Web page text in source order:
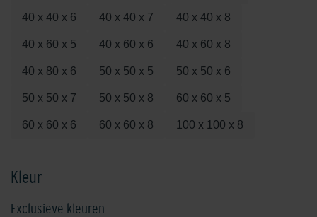
40 x 40 x 6 40 x 40 x 7 40 x 40 x 8
40 x 60 x 5 40 x 60 x 6 40 x 60 x 8
40 x 80 x 6 50 x 50 x 5 50 x 50 x 6
50 x 50 x 7 50 x 50 x 8 60 x 60 x 5
60 x 60 x 6 60 x 60 x 8 100 x 100 x 8
Kleur
Exclusieve kleuren